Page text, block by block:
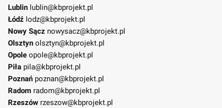
Lublin lublin@kbprojekt.pl
Łódź lodz@kbprojekt.pl
Nowy Sącz nowysacz@kbprojekt.pl
Olsztyn olsztyn@kbprojekt.pl
Opole opole@kbprojekt.pl
Piła pila@kbprojekt.pl
Poznań poznan@kbprojekt.pl
Radom radom@kbprojekt.pl
Rzeszów rzeszow@kbprojekt.pl